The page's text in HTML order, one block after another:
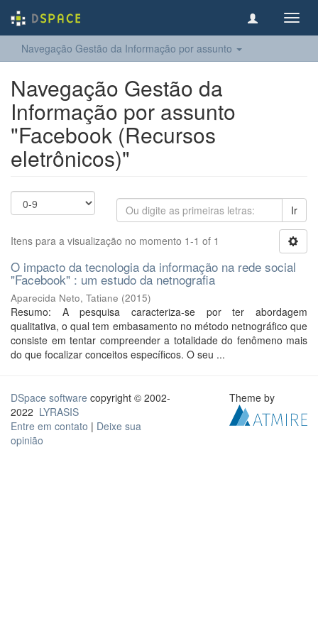
Navegação Gestão da Informação por assunto
Navegação Gestão da
Informação por assunto
"Facebook (Recursos
eletrônicos)"
Ir
Itens para a visualização no momento 1-1 of 1
O impacto da tecnologia da informação na rede social
"Facebook" : um estudo da netnografia
Aparecida Neto, Tatiane (2015)
Resumo: A pesquisa caracteriza-se por ter abordagem
qualitativa, o qual tem embasamento no método netnográfico que
consiste em tentar compreender a totalidade do fenômeno mais
do que focalizar conceitos específicos. O seu ...
DSpace software copyright © 2002-
2022 LYRASIS
Entre em contato | Deixe sua
opinião
Theme by